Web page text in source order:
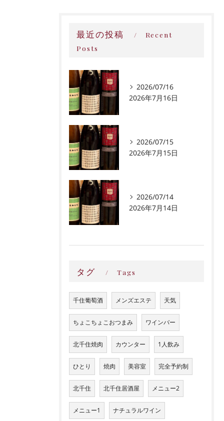
最近の投稿
Recent
Posts
2026/07/16
2026年7月16日
2026/07/15
2026年7月15日
2026/07/14
2026年7月14日
タグ Tags
千住葡萄酒 メンズエステ 天気
ちょこちょこおつまみ ワインバー
北千住焼肉 カウンター 1人飲み
ひとり 焼肉 美容室 完全予約制
北千住 北千住居酒屋 メニュー2
メニュー1 ナチュラルワイン